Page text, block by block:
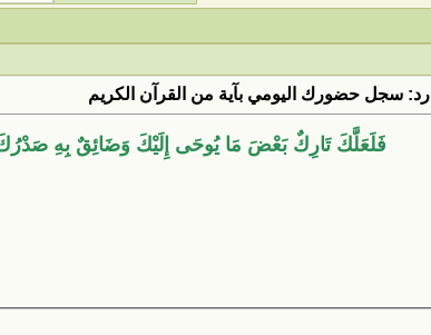
رد: سجل حضورك اليومي بآية من القرآن الكريم
فَلَعَلَّكَ تَارِكٌ بَعْضَ مَا يُوحَى إِلَيْكَ وَضَائِقٌ بِهِ صَدْرُكَ